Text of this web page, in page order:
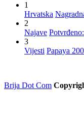
1
Hrvatska
2
Najave
3
Vijesti Papaya
Brija Dot Com